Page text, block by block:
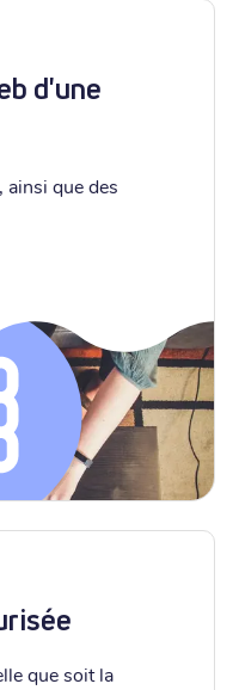
d'une
ainsi que des
que soit la